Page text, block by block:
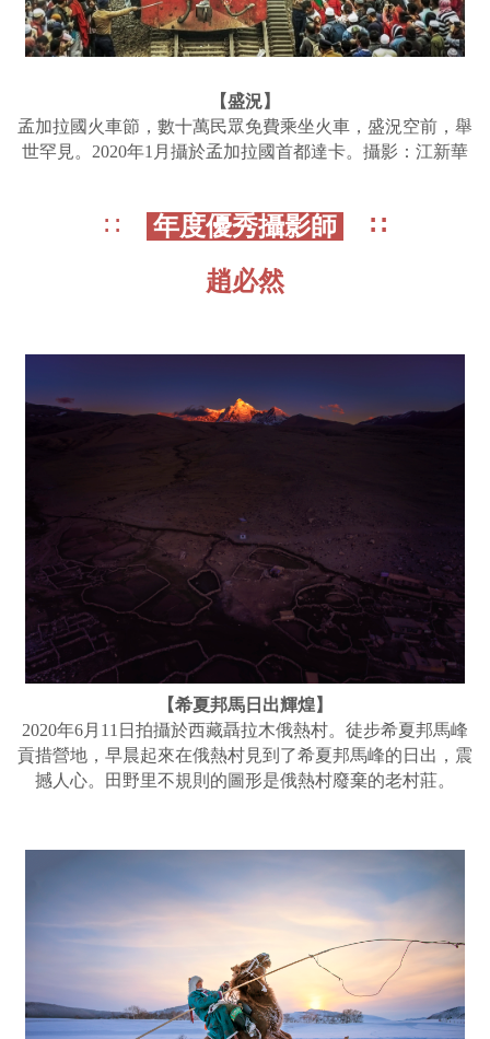
【盛況】
孟加拉國火車節，數十萬民眾免費乘坐火車，盛況空前，舉
世罕見。2020年1月攝於孟加拉國首都達卡。攝影：江新華
∷ 年度優秀攝影師
∷
趙必然
【希夏邦馬日出輝煌】
2020年6月11日拍攝於西藏聶拉木俄熱村。徒步希夏邦馬峰
貢措營地，早晨起來在俄熱村見到了希夏邦馬峰的日出，震
撼人心。田野里不規則的圖形是俄熱村廢棄的老村莊。